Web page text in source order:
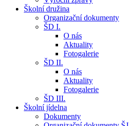
Školní družina
Organizační dokumenty
ŠD I.
O nás
Aktuality
Fotogalerie
ŠD II.
O nás
Aktuality
Fotogalerie
ŠD III.
Školní jídelna
Dokumenty